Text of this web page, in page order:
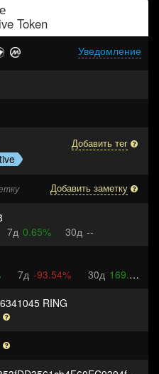
Token
Уведомление
Добавить тег
Добавить заметку
7д 0.65% 30д --
7д -93.54% 30д 169.63%
RING